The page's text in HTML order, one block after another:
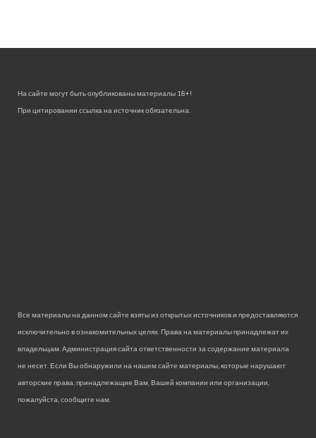
На сайте могут быть опубликованы материалы 18+!
При цитировании ссылка на источник обязательна.
Все материалы на данном сайте взяты из открытых источников и предоставляются
исключительно в ознакомительных целях. Права на материалы принадлежат их
владельцам. Администрация сайта ответственности за содержание материала
не несет. Если Вы обнаружили на нашем сайте материалы, которые нарушают
авторские права, принадлежащие Вам, Вашей компании или организации,
пожалуйста, сообщите нам.